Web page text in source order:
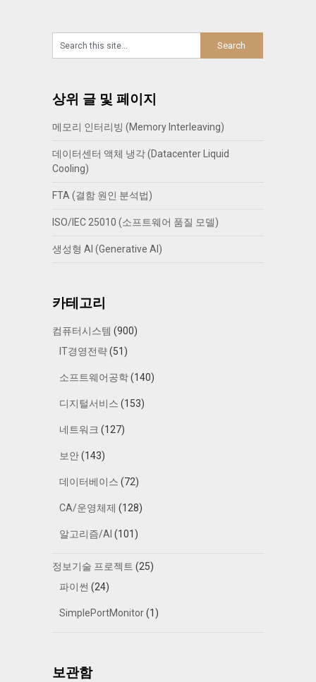
상위 글 및 페이지
메모리 인터리빙 (Memory Interleaving)
데이터센터 액체 냉각 (Datacenter Liquid
Cooling)
FTA (결함 원인 분석법)
ISO/IEC 25010 (소프트웨어 품질 모델)
생성형 AI (Generative AI)
카테고리
컴퓨터시스템 (900)
IT경영전략(51)
소프트웨어공학(140)
디지털서비스 (153)
네트워크 (127)
보안(143)
데이터베이스 (72)
CA/운영체제 (128)
알고리즘/AI (101)
정보기술 프로젝트 (25)
파이썬 (24)
SimplePortMonitor(1)
보관함